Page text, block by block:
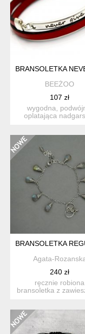
BRANSOLETKA
BEEŻOO
107 zł
wygodna,
oplatająca
BRANSOLETKA
Agata-
240 zł
ręcznie robiona
bransoletka z